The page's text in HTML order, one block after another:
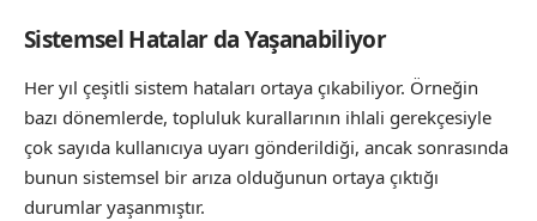
Sistemsel Hatalar da Yaşanabiliyor
Her yıl çeşitli sistem hataları ortaya çıkabiliyor. Örneğin
bazı dönemlerde, topluluk kurallarının ihlali gerekçesiyle
çok sayıda kullanıcıya uyarı gönderildiği, ancak sonrasında
bunun sistemsel bir arıza olduğunun ortaya çıktığı
durumlar yaşanmıştır.